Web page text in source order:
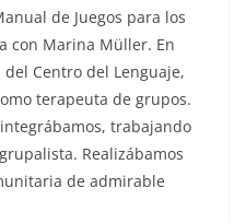
de Juegos para los
con Marina Müller. En
Centro del Lenguaje,
terapeuta de grupos.
trabajando
Realizábamos
de admirable